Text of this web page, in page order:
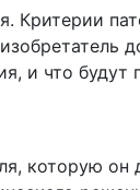
и что будут
которую